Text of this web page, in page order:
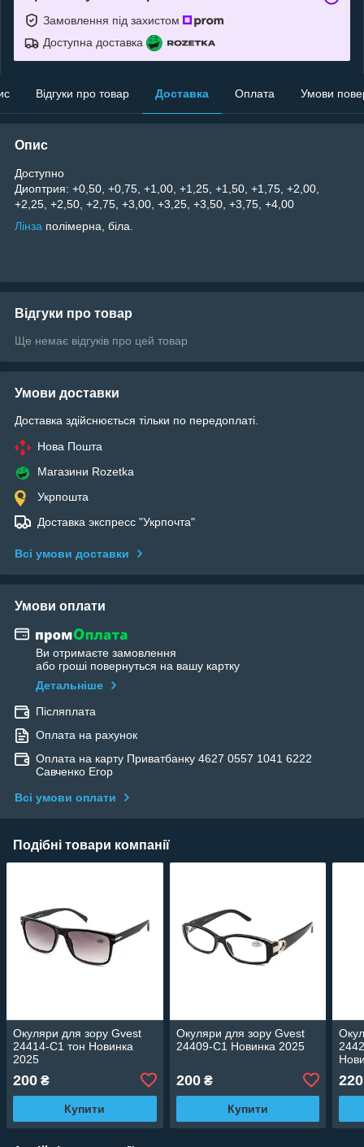
Замовлення під захистом
Доступна доставка
Відгуки про товар Доставка Оплата Умови
Опис
Доступно
Диоптрия: +0,50, +0,75, +1,00, +1,25, +1,50, +1,75, +2,00,
+2,25, +2,50, +2,75, +3,00, +3,25, +3,50, +3,75, +4,00
Лінза полімерна, біла.
Відгуки про товар
Ще немає відгуків про цей товар
Умови доставки
Доставка здійснюється тільки по передоплаті.
Нова Пошта
Магазини Rozetka
Укрпошта
Доставка экспресс "Укрпочта"
Всі умови доставки
Умови оплати
Ви отримаєте замовлення
або гроші повернуться на вашу картку
Детальніше
Післяплата
Оплата на рахунок
Оплата на карту Приватбанку 4627 0557 1041 6222
Савченко Егор
Всі умови оплати
Подібні товари компанії
Окуляри для зору Gvest
24414-C1 тон Новинка
2025
200 ₴
Купити
Окуляри для зору Gvest
24409-C1 Новинка 2025
200₴
Купити
220